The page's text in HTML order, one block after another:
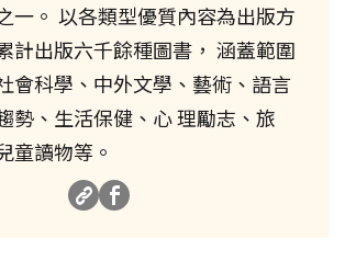
一。 以各類型優質內容為出版方
計出版六千餘種圖書， 涵蓋範圍
會科學、中外文學、藝術、語言
勢、生活保健、心 理勵志、旅
童讀物等。